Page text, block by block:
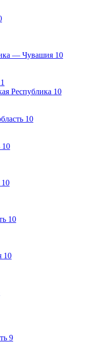
— Чувашия 10
1
Республика 10
10
10
10
10
10
9